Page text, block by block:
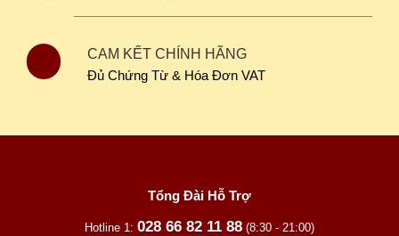
CAM KẾT CHÍNH HÃNG
Đủ Chứng Từ & Hóa Đơn VAT
Tổng Đài Hỗ Trợ
Hotline 1: 028 66 82 11 88 (8:30 - 21:00)